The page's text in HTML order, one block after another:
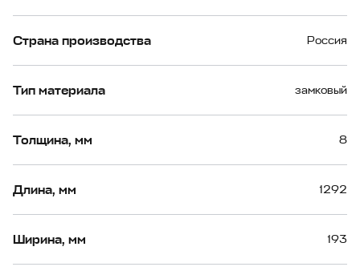
Страна производства Россия
Тип материала замковый
Толщина, мм 8
Длина, мм 1292
Ширина, мм 193